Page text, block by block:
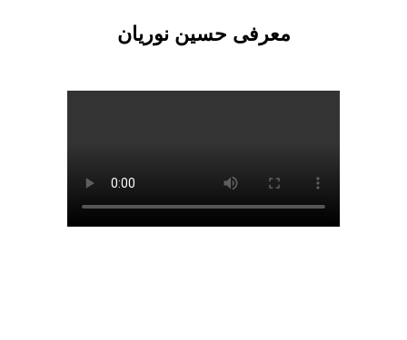
معرفی حسین نوریان